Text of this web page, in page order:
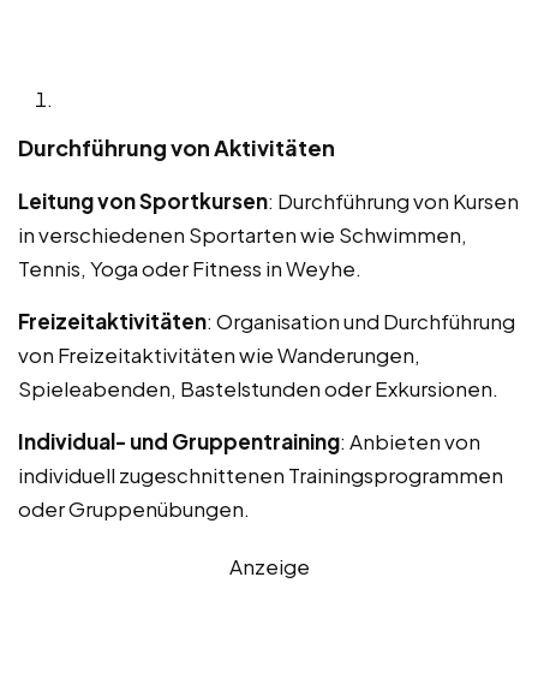
Durchführung von Aktivitäten
Leitung von Sportkursen: Durchführung von Kursen
in verschiedenen Sportarten wie Schwimmen,
Tennis, Yoga oder Fitness in Weyhe.
Freizeitaktivitäten: Organisation und Durchführung
von Freizeitaktivitäten wie Wanderungen,
Spieleabenden, Bastelstunden oder Exkursionen.
Individual- und Gruppentraining: Anbieten von
individuell zugeschnittenen Trainingsprogrammen
oder Gruppenübungen.
Anzeige